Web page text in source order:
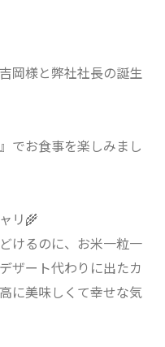
岡様と弊社社長の誕生
でお食事を楽しみまし
リ🌾
けるのに、お米一粒一
ザート代わりに出たカ
に美味しくて幸せな気